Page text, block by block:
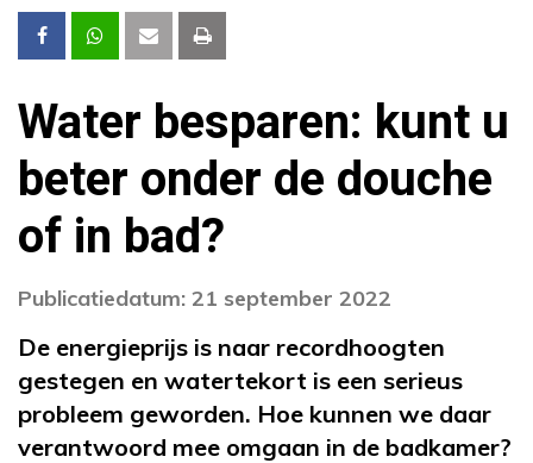
Water besparen: kunt u
beter onder de douche
of in bad?
Publicatiedatum: 21 september 2022
De energieprijs is naar recordhoogten
gestegen en watertekort is een serieus
probleem geworden. Hoe kunnen we daar
verantwoord mee omgaan in de badkamer?